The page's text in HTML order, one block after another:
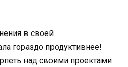
в своей
гораздо продуктивнее!
над своими проектами